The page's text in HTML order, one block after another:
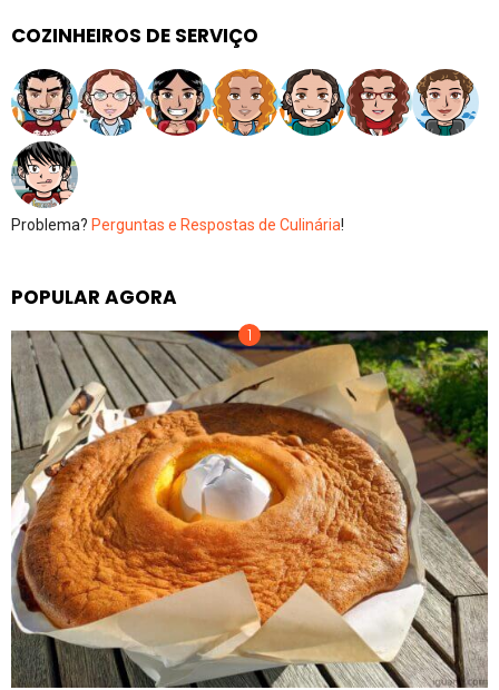
COZINHEIROS DE SERVIÇO
Problema? Perguntas e Respostas de Culinária!
POPULAR AGORA